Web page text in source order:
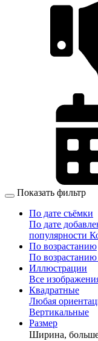
Показать фильтр
По дате съёмки
По дате
популярности
По возрастанию
По возрастанию
Иллюстрации
Все
Квадратные
Любая
Вертикальные
Размер
Ширина,